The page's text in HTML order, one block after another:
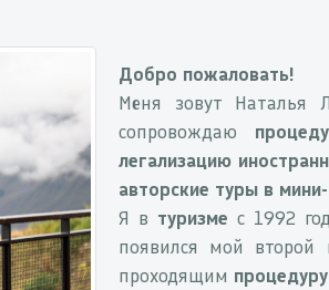
Добро пожаловать!
Меня зовут Наталья
сопровождаю
легализацию
авторские туры в
Я в туризме с 1992
появился мой второй
проходящим